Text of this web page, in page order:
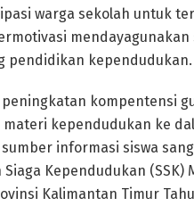
warga sekolah untuk
pendidikan kependudukan.
peningkatan kompentensi
kependudukan ke
informasi siswa
Kependudukan (SSK)
Kalimantan Timur